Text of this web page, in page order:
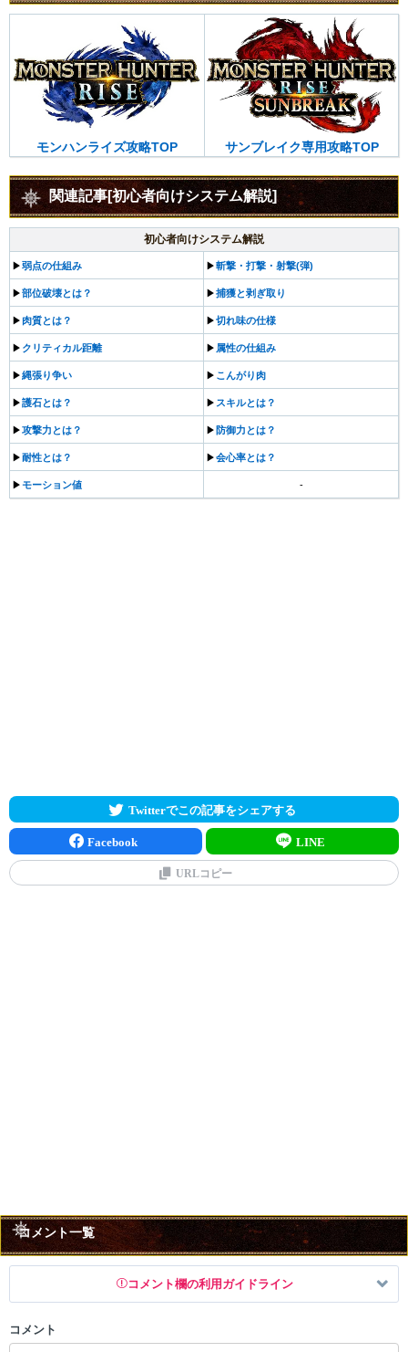
モンハンライズ攻略TOP サンブレイク専用攻略TOP
関連記事[初心者向けシステム解説]
初心者向けシステム解説
▶︎弱点の仕組み ▶︎斬撃・打撃・射撃(弾)
▶︎部位破壊とは？ ▶︎捕獲と剥ぎ取り
▶︎肉質とは？ ▶︎切れ味の仕様
▶︎ クリティカル距離 ▶︎ 属性の仕組み
▶︎縄張り争い ▶︎ こんがり肉
▶︎護石とは？ ▶︎ スキルとは？
▶︎攻撃力とは？ ▶︎ 防御力とは？
▶︎耐性とは？ ▶︎会心率とは？
▶︎モーション値 -
Twitterでこの記事をシェアする
Facebook LINE
URLコピー
コメント一覧
コメント欄の利用ガイドライン
以下の書き込みを禁止とし、場合によってはコメント削除や書き込み制
コメント